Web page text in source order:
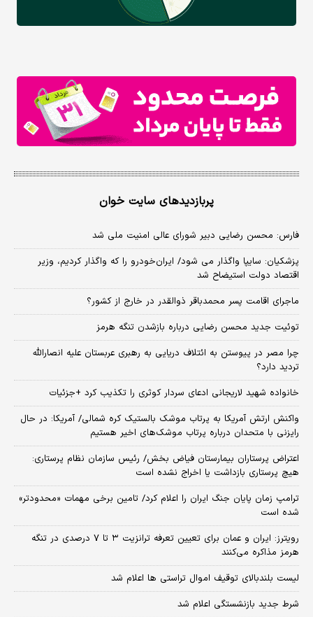
پربازدیدهای سایت خوان
فارس: محسن رضایی دبیر شورای عالی امنیت ملی شد
پزشکیان: سایپا واگذار می شود/ ایران‌خودرو را که واگذار کردیم، وزیر
اقتصاد دولت استیضاح شد
ماجرای اقامت پسر محمدباقر ذوالقدر در خارج از کشور؟
توئیت جدید محسن رضایی درباره بازشدن تنگه هرمز
چرا مصر در پیوستن به ائتلاف دریایی به رهبری عربستان علیه انصارالله
تردید دارد؟
خانواده شهید لاریجانی ادعای سردار کوثری را تکذیب کرد +جزئیات
واکنش ارتش آمریکا به پرتاب موشک بالستیک کره شمالی/ آمریکا: در حال
رایزنی با متحدان درباره پرتاب موشک‌های اخیر هستیم
اعتراض پرستاران بیمارستان فیاض بخش/ رئیس سازمان نظام پرستاری:
هیچ پرستاری بازداشت یا اخراج نشده است
ترامپ زمان پایان جنگ ایران را اعلام کرد/ تامین برخی مهمات «محدودتر»
شده است
رویترز: ایران و عمان برای تعیین تعرفه ترانزیت ۳ تا ۷ درصدی در تنگه
هرمز مذاکره می‌کنند
لیست بلندبالای توقیف اموال تراستی ها اعلام شد
شرط جدید بازنشستگی اعلام شد